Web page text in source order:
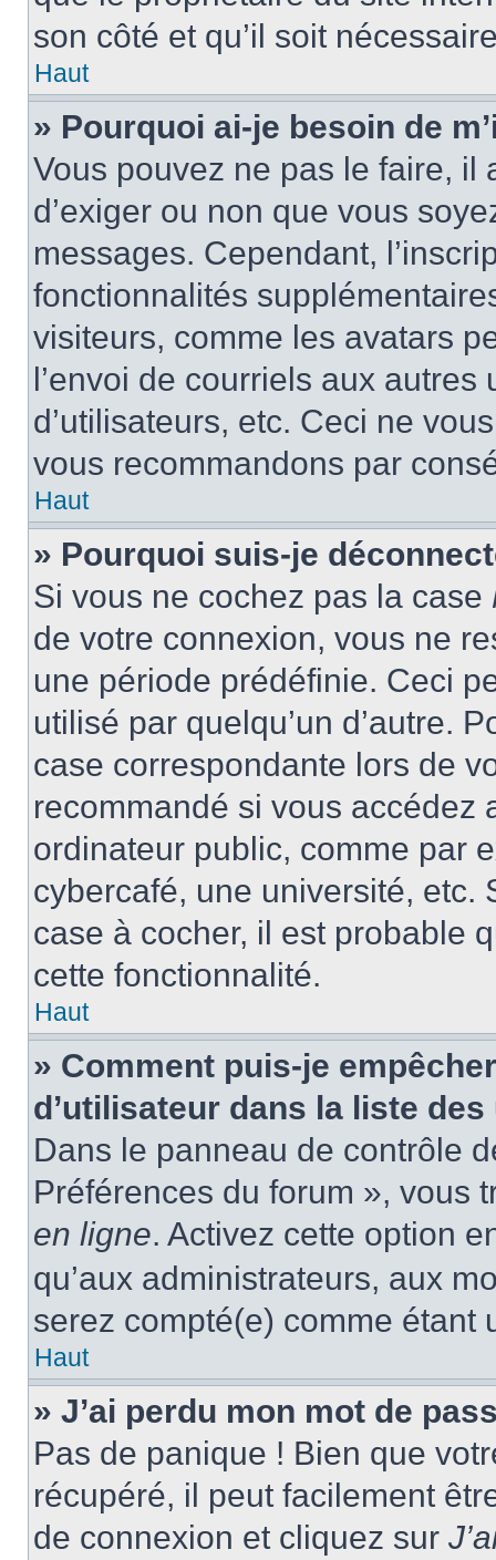
son côté et qu’il soit
Haut
» Pourquoi ai-je besoin de
Vous pouvez ne pas le faire, il
d’exiger ou non que vous
messages. Cependant,
fonctionnalités
visiteurs, comme les avatars
l’envoi de courriels aux
d’utilisateurs, etc. Ceci ne
vous recommandons par
Haut
» Pourquoi suis-je
Si vous ne cochez pas la case
de votre connexion, vous ne
une période prédéfinie. Ceci
utilisé par quelqu’un d’autre.
case correspondante lors de
recommandé si vous accédez
ordinateur public, comme par
cybercafé, une université, etc.
case à cocher, il est probable
cette fonctionnalité.
Haut
» Comment puis-je
d’utilisateur dans la liste
Dans le panneau de contrôle
Préférences du forum », vous
en ligne. Activez cette option
qu’aux administrateurs, aux
serez compté(e) comme étant
Haut
» J’ai perdu mon mot de
Pas de panique ! Bien que
récupéré, il peut facilement
de connexion et cliquez sur